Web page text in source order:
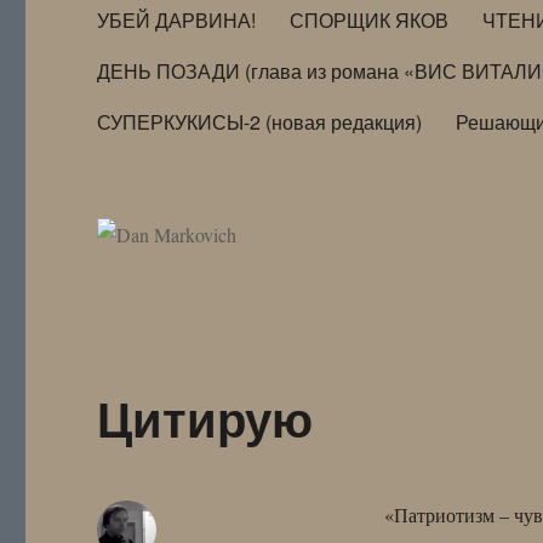
УБЕЙ ДАРВИНА! СПОРЩИК ЯКОВ
ДЕНЬ ПОЗАДИ (глава из романа «ВИС
СУПЕРКУКИСЫ-2 (новая редакция)
Цитирую
«Патриотизм –